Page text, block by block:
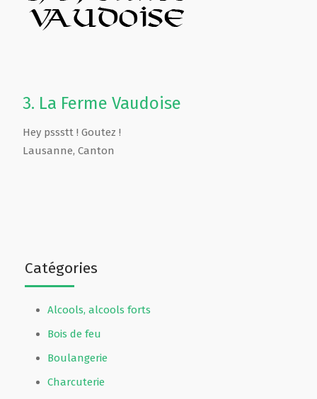
Catégories
Alcools, alcools forts
Bois de feu
Boulangerie
Charcuterie
3. La Ferme Vaudoise
Hey pssstt ! Goutez !
Lausanne, Canton